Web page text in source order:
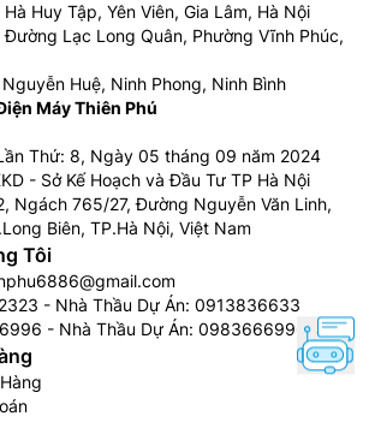
Huy Tập, Yên Viên, Gia Lâm, Hà Nội
Đường Lạc Long Quân, Phường Vĩnh Phúc,
Huệ, Ninh Phong, Ninh Bình
Máy Thiên Phú
Thứ: 8, Ngày 05 tháng 09 năm 2024
- Sở Kế Hoạch và Đầu Tư TP Hà Nội
Ngách 765/27, Đường Nguyễn Văn Linh,
Biên, TP.Hà Nội, Việt Nam
Tôi
- Nhà Thầu Dự Án: 0913836633
- Nhà Thầu Dự Án: 0983666996